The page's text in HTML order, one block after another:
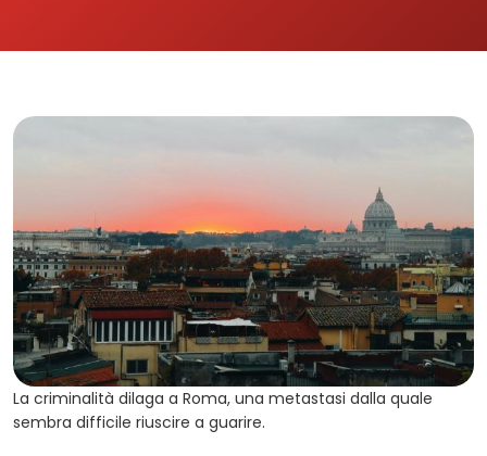
La criminalità dilaga a Roma, una metastasi dalla quale
sembra difficile riuscire a guarire.